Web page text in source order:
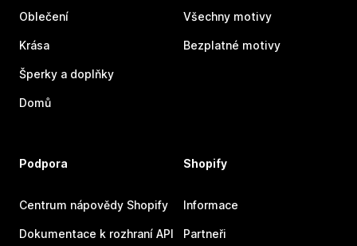
Oblečení
Krása
Šperky a doplňky
Domů
Všechny motivy
Bezplatné motivy
Podpora
Centrum nápovědy Shopify
Dokumentace k rozhraní API
Shopify
Informace
Partneři